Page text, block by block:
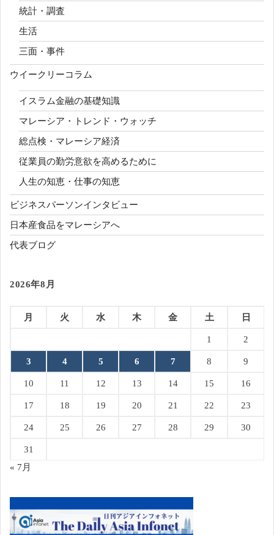
統計・調査
生活
三面・事件
ウイークリーコラム
イスラム金融の基礎知識
マレーシア・トレンド・ウォッチ
総点検・マレーシア経済
従業員の勤労意欲を高めるために
人生の知恵・仕事の知恵
ビジネスパーソンインタビュー
日本産食品をマレーシアへ
代表ブログ
2026年8月
月 火 水 木 金 土 日
1 2
3 4 5 6 7 8 9
10 11 12 13 14 15 16
17 18 19 20 21 22 23
24 25 26 27 28 29 30
31
« 7月